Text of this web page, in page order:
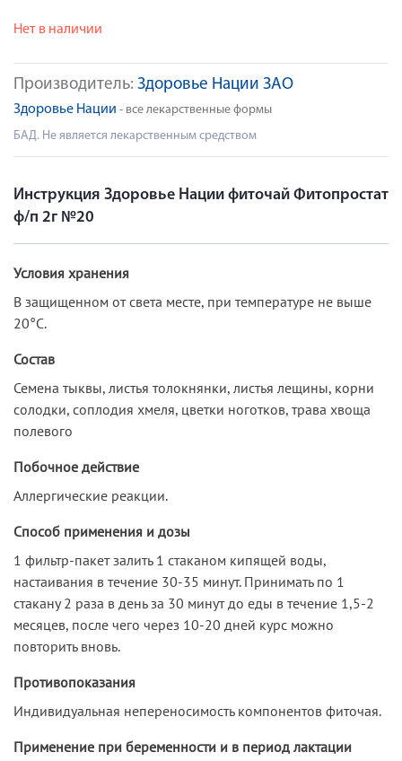
Производитель: Здоровье Нации ЗАО
Здоровье Нации - все лекарственные формы
БАД. Не является лекарственным средством
Нет в наличии
Инструкция Здоровье Нации фиточай Фитопростат
ф/п 2г №20
Условия хранения
В защищенном от света месте, при температуре не выше
20°C.
Состав
Семена тыквы, листья толокнянки, листья лещины, корни
солодки, соплодия хмеля, цветки ноготков, трава хвоща
полевого
Побочное действие
Аллергические реакции.
Способ применения и дозы
1 фильтр-пакет залить 1 стаканом кипящей воды,
настаивания в течение 30-35 минут. Принимать по 1
стакану 2 раза в день за 30 минут до еды в течение 1,5-2
месяцев, после чего через 10-20 дней курс можно
повторить вновь.
Противопоказания
Индивидуальная непереносимость компонентов фиточая.
Применение при беременности и в период лактации